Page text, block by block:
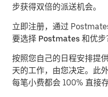
步获得双倍的派送机会。
立即注册，通过
要选择 Postmates 和优步
按照您自己的日程安排提
天的工作，由您决定。此
每笔小费都会 100% 直接